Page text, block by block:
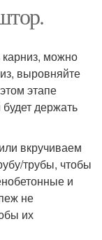
для штор
для карниза
к стене
карниз, можно
выровняйте
этапе
держать
вкручиваем
трубы, чтобы
и
не
их